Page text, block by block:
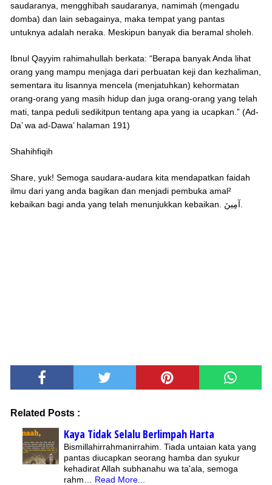
saudaranya, mengghibah saudaranya, namimah (mengadu
domba) dan lain sebagainya, maka tempat yang pantas
untuknya adalah neraka. Meskipun banyak dia beramal sholeh.
Ibnul Qayyim rahimahullah berkata: “Berapa banyak Anda lihat
orang yang mampu menjaga dari perbuatan keji dan kezhaliman,
sementara itu lisannya mencela (menjatuhkan) kehormatan
orang-orang yang masih hidup dan juga orang-orang yang telah
mati, tanpa peduli sedikitpun tentang apa yang ia ucapkan.” (Ad-
Da’ wa ad-Dawa’ halaman 191)
Shahihfiqih
Share, yuk! Semoga saudara-audara kita mendapatkan faidah
ilmu dari yang anda bagikan dan menjadi pembuka amal²
Related Posts :
Kaya Tidak Selalu Berlimpah Harta
Bismillahirrahmanirrahim. Tiada untaian kata yang
pantas diucapkan seorang hamba dan syukur
kehadirat Allah subhanahu wa ta'ala, semoga
rahm…
Read More...